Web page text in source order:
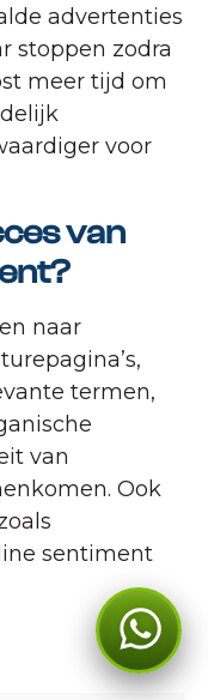
advertenties
stoppen zodra
meer tijd om
voor
van
naar
termen,
van
Ook
sentiment